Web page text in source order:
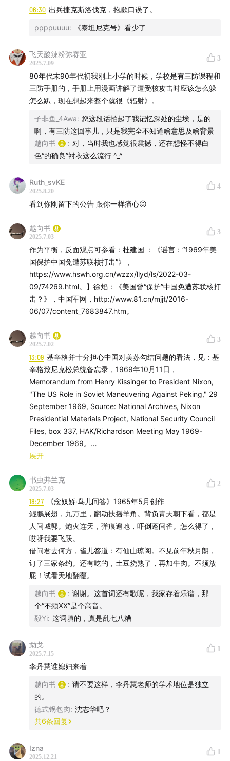
中国同意在最后期限之前与苏联会谈，见：[俄] С.
贡恰罗夫、В.乌索夫：《柯西金和周恩来在北京机场的会
14:56 苏联一方面宣称北京正准备对苏联发动核战争，
见：1969年8月12日中情局报告：苏联与中国，Section
32, NIE 11/13-69, The USSR and China, 12 August
the Dragon：National Intelligence Estimates on China
During the Era of Mao，1948-1976，NIC 2004-05，
October 2004, pp.541-559。
15:01
全会会议速记：共产党和工人党国际会议的报告和决议
（1969年6月26日），РГАНИ，ф.2，оп.3，д.161，л.3-
美国人分析，苏联有可能对中国的核设施进行攻击，
见：1969年8月16日艾伦·怀廷致基辛格函。
苏联有可能用核武器来抑制中国的人力优势，见：
贡恰罗夫、乌索夫文章《柯西金和周恩来在北京机场的会
谈》。
16:17 1969年10月9日多勃雷宁与基辛格的会谈，见1969
年10月9日多勃雷宁与基辛格会谈纪要。
1960年代初，美国还曾试探过苏联是否有兴趣与其
联手对中国刚刚起步的核能力采取行动，见：1969年8月
18日美国务院谈话备忘录，U.S. State Department
Memorandum of Conversation, "US Reaction to
Soviet Destruction of CPR [Chinese Peoples
Republic] Nuclear Capability; Significance of Latest
Sino-Soviet Border Clash, ...," 18 August 1969,
Source: National Archives, SN 67-69, Def 12
Chicom。威廉·伯尔、杰弗里·里切尔森：《是否“将婴儿扼
杀在摇篮里”：美国和中国的核武器计划，1960-64年》，
《国际安全》25/3（2000/2001年冬季），William Burr
and Jeffrey Richelson, "Whether `To Strangle the
Baby in the Cradle': The United States and the
Chinese Nuclear Weapons Program, 1960-64,"
International Security 25/3 (Winter 2000/2001)。
1973年初，美国国防部提出过一个用核武器杀伤入
侵中国的苏军的“核保护伞”的计划，见：菲尔·奥迪恩致基
Kissinger From Phil Odeen, June 8, 1973. Top Secret
1973年11月13和14日基辛格与周恩来的会谈，见：
[美] 威廉·伯尔编：《基辛格秘录》，庞伟译，呼和浩特：
远方出版社1999年版，第231-244页。
邓》，香港：香港中文大学当代中国文化研究中心2009年
06:30 出兵捷克斯洛伐克，抱歉口误了。
ppppuuuu: 《泰坦尼克号》看少了
飞天酸辣粉弥赛亚
2025.7.09
3
80年代末90年代初我刚上小学的时候，学校是有三防课程和
三防手册的，手册上用漫画讲解了遭受核攻击时应该怎么躲
怎么趴，现在想起来整个就很《辐射》。
子非鱼_4Awa: 您这段话拍起了我记忆深处的尘埃，是的
啊，有三防这回事儿，只是我完全不知道啥意思及啥背景
越向书
: 对，当时我也感觉很震撼，还在想怪不得白
色“的确良”衬衣这么流行 ^_^
Ruth_svKE
2025.8.20
4
看到你刚留下的公告 跟你一样痛心😖
越向书
2025.7.03
3
作为平衡，反面观点可参看：杜建国 ：《谣言：“1969年美
国保护中国免遭苏联核打击”》，
https://www.hswh.org.cn/wzzx/llyd/ls/2022-03-
09/74269.html。】徐焰：《美国曾“保护”中国免遭苏联核打
击？》，中国军网，http://www.81.cn/mjjt/2016-
06/07/content_7683847.htm。
越向书
2025.7.02
3
13:09 基辛格并十分担心中国对美苏勾结问题的看法，见：基
辛格致尼克松总统备忘录，1969年10月11日，
Memorandum from Henry Kissinger to President Nixon,
"The US Role in Soviet Maneuvering Against Peking," 29
September 1969, Source: National Archives, Nixon
Presidential Materials Project, National Security Council
Files, box 337, HAK/Richardson Meeting May 1969-
December 1969。
14:26
14:56 苏联一方面宣称北京正准备对苏联发动核战争，见：
1969年8月12日中情局报告：苏联与中国，Section 32, NIE
11/13-69, The USSR and China, 12 August 1969, 载
National Intelligence Council ed.，Tracking the Dragon：
National Intelligence Estimates on China During the Era
of Mao，1948-1976，NIC 2004-05，October 2004,
pp.541-559。
15:01 另一方面又强调苏联要沉稳而克制，见：苏共中央全会
会议速记：共产党和工人党国际会议的报告和决议（1969年
6月26日），РГАНИ，ф.2，оп.3，д.161，л.3-20об。
15:11美国人分析，苏联有可能对中国的核设施进行攻击，
见：1969年8月16日艾伦·怀廷致基辛格函。
罗夫、乌索夫文章《柯西金和周恩来在北京机场的会谈》。
16:17 1969年10月9日多勃雷宁与基辛格的会谈，见1969年
10月9日多勃雷宁与基辛格会谈纪要。
对中国刚刚起步的核能力采取行动，见：1969年8月18日美
国务院谈话备忘录，U.S. State Department Memorandum
of Conversation, "US Reaction to Soviet Destruction of
CPR [Chinese Peoples Republic] Nuclear Capability;
August 1969, Source: National Archives, SN 67-69, Def
展开
书虫弗兰克
2025.7.03
2
18:27
《念奴娇·鸟儿问答》1965年5月创作
鲲鹏展翅，九万里，翻动扶摇羊角。背负青天朝下看，都是
人间城郭。炮火连天，弹痕遍地，吓倒蓬间雀。怎么得了，
哎呀我要飞跃。
借问君去何方，雀儿答道：有仙山琼阁。不见前年秋月朗，
订了三家条约。还有吃的，土豆烧熟了，再加牛肉。不须放
屁！试看天地翻覆。
越向书 : 谢谢。这首词还有歌呢，我家存着乐谱，那
个“不须XX”是个高音。
毅Yi: 这词填的，真是乱七八糟
勐戈
2025.7.15
1
李丹慧谁媳妇来着
越向书 : 请不要这样，李丹慧老师的学术地位是独立
的。
德式锅包肉: 沈志华吧？
共6条回复
Izna
2025.12.21
1